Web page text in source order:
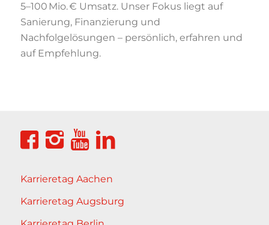
5–100 Mio. € Umsatz. Unser Fokus liegt auf
Sanierung, Finanzierung und
Nachfolgelösungen – persönlich, erfahren und
auf Empfehlung.
Karrieretag Aachen
Karrieretag Augsburg